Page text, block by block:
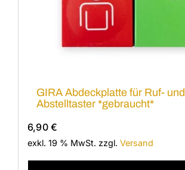
GIRA Abdeckplatte für Ruf- und
Abstelltaster *gebraucht*
6,90€
exkl. 19 % MwSt. zzgl. Versand